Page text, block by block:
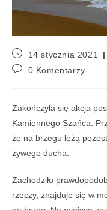
14 stycznia 2021
0 Komentarzy
Zakończyła się akcja
Kamiennego Szańca.
że na brzegu leżą
żywego ducha.
Zachodziło
rzeczy, znajduje się w